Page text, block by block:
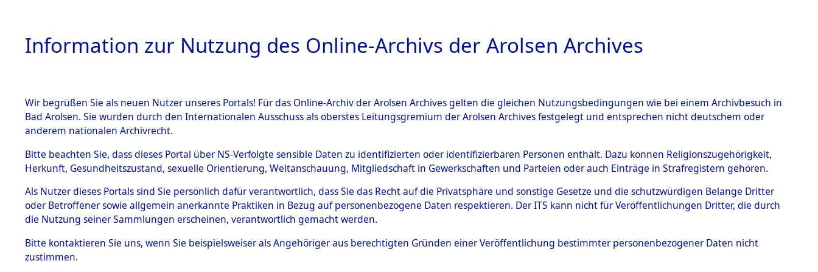
HOME BESTANDSBESCHREIBUNG ARCHIVALE ÜBERSICHT BILD
BESTÄNDE
Inhaftierungsdoku
mente
5. Verschiedenes
Todesmärsche
5.3.1 Alliierte
Auswertungen von Daten über unbekannte ausländische
Todesopfer und unbekannte Todesopfer aus
Konzentrationslagern und deren Grabstätten.→0003 (84608931)
→0348 (84609071)
Information zur Nutzung des Online-Archivs der Arolsen Archives
Wir begrüßen Sie als neuen Nutzer unseres Portals! Für das Online-Archiv der Arolsen Archives gelten die gleichen Nutzungsbedingungen wie bei einem Archivbesuch in
Bad Arolsen. Sie wurden durch den Internationalen Ausschuss als oberstes Leitungsgremium der Arolsen Archives festgelegt und entsprechen nicht deutschem oder
anderem nationalen Archivrecht.
Bitte beachten Sie, dass dieses Portal über NS-Verfolgte sensible Daten zu identifizierten oder identifizierbaren Personen enthält. Dazu können Religionszugehörigkeit,
Herkunft, Gesundheitszustand, sexuelle Orientierung, Weltanschauung, Mitgliedschaft in Gewerkschaften und Parteien oder auch Einträge in Strafregistern gehören.
Als Nutzer dieses Portals sind Sie persönlich dafür verantwortlich, dass Sie das Recht auf die Privatsphäre und sonstige Gesetze und die schutzwürdigen Belange Dritter
oder Betroffener sowie allgemein anerkannte Praktiken in Bezug auf personenbezogene Daten respektieren. Der ITS kann nicht für Veröffentlichungen Dritter, die durch
die Nutzung seiner Sammlungen erscheinen, verantwortlich gemacht werden.
Bitte kontaktieren Sie uns, wenn Sie beispielsweiser als Angehöriger aus berechtigten Gründen einer Veröffentlichung bestimmter personenbezogener Daten nicht
zustimmen.